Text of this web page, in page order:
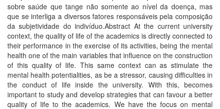
sobre saúde que tange não somente ao ní­vel da doença, mas
que se interliga a diversos fatores responsáveis pela composição
da subjetividade do indiví­duo.Abstract At the current university
context, the quality of life of the academics is directly connected to
their performance in the exercise of its activities, being the mental
health one of the main variables that influence on the construction
of this quality of life. This same context can as stimulate the
mental health potentialities, as be a stressor, causing difficulties in
the conduct of life inside the university. With this, becomes
important to study and develop strategies that can favour a better
quality of life to the academics. We have the focus on mental